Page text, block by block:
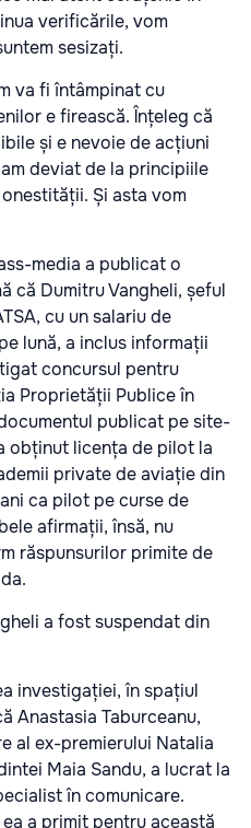
verificările, vom
sesizați.
va fi întâmpinat cu
e firească. Înțeleg că
și e nevoie de acțiuni
deviat de la principiile
Și asta vom
media a publicat o
că Dumitru Vangheli, șeful
cu un salariu de
lună, a inclus informații
concursul pentru
Proprietății Publice în
publicat pe site-
obținut licența de pilot la
private de aviație din
ca pilot pe curse de
afirmații, însă, nu
răspunsurilor primite de
a fost suspendat din
investigației, în spațiul
Anastasia Taburceanu,
al ex-premierului Natalia
Maia Sandu, a lucrat la
în comunicare.
a primit pentru această